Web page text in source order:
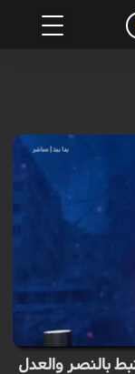
بالنصر والعدل